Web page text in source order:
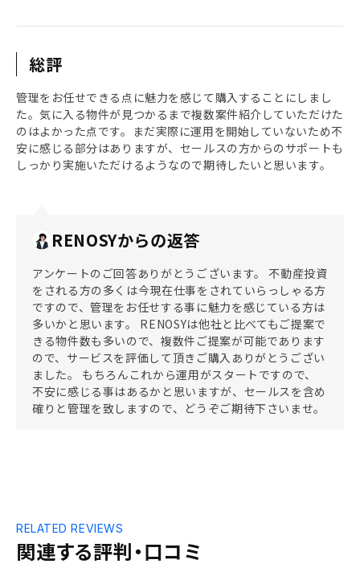
総評
管理をお任せできる点に魅力を感じて購入することにしまし
た。気に入る物件が見つかるまで複数案件紹介していただけた
のはよかった点です。まだ実際に運用を開始していないため不
安に感じる部分はありますが、セールスの方からのサポートも
しっかり実施いただけるようなので期待したいと思います。
RENOSYからの返答
アンケートのご回答ありがとうございます。 不動産投資
をされる方の多くは今現在仕事をされていらっしゃる方
ですので、管理をお任せする事に魅力を感じている方は
多いかと思います。 RENOSYは他社と比べてもご提案で
きる物件数も多いので、複数件ご提案が可能であります
ので、サービスを評価して頂きご購入ありがとうござい
ました。 もちろんこれから運用がスタートですので、
不安に感じる事はあるかと思いますが、セールスを含め
確りと管理を致しますので、どうぞご期待下さいませ。
関連する評判・口コミ
RELATED REVIEWS